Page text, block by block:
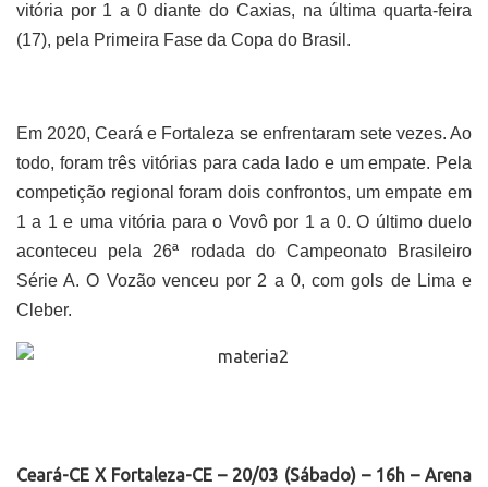
vitória por 1 a 0 diante do Caxias, na última quarta-feira
(17), pela Primeira Fase da Copa do Brasil.
Em 2020, Ceará e Fortaleza se enfrentaram sete vezes. Ao
todo, foram três vitórias para cada lado e um empate. Pela
competição regional foram dois confrontos, um empate em
1 a 1 e uma vitória para o Vovô por 1 a 0. O último duelo
aconteceu pela 26ª rodada do Campeonato Brasileiro
Série A. O Vozão venceu por 2 a 0, com gols de Lima e
Cleber.
Ceará-CE X Fortaleza-CE – 20/03 (Sábado) – 16h – Arena